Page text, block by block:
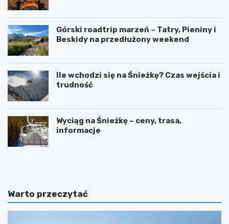
Górski roadtrip marzeń – Tatry, Pieniny i
Beskidy na przedłużony weekend
Ile wchodzi się na Śnieżkę? Czas wejścia i
trudność
Wyciąg na Śnieżkę – ceny, trasa,
informacje
W
O
w
c
O
b
o
t
Warto przeczytać